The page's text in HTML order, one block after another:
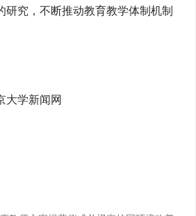
研究，不断推动教育教学体制机制
大学新闻网